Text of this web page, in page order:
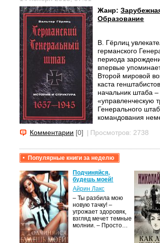
Жанр:
Образование
В. Гёрлиц
германского
периода
впервые
Второй мировой
каста
начальник штаба
«управленческую
Генерального
командования
Комментарии [0] | Просмотров: 2738
Популярные книги за неделю
Подчиняйся,
будешь моей!
Айрин Лакс
– Ты разбила мою
новую тачку! –
угрожает здоровяк,
взгляд мечет темные
молнии. – Просто…